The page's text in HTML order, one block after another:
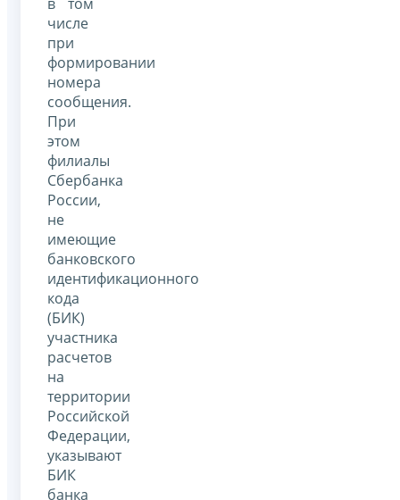
числе
при
формировании
номера
сообщения.
При
этом
филиалы
Сбербанка
России,
не
имеющие
банковского
идентификационного
кода
(БИК)
участника
расчетов
на
территории
Российской
Федерации,
указывают
БИК
банка